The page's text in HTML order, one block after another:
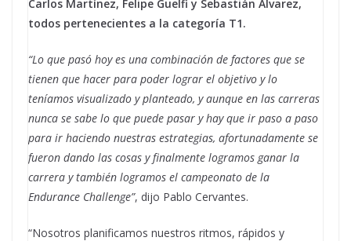
Carlos Martínez, Felipe Guelfi y Sebastián Álvarez,
todos pertenecientes a la categoría T1.
“Lo que pasó hoy es una combinación de factores que se
tienen que hacer para poder lograr el objetivo y lo
teníamos visualizado y planteado, y aunque en las carreras
nunca se sabe lo que puede pasar y hay que ir paso a paso
para ir haciendo nuestras estrategias, afortunadamente se
fueron dando las cosas y finalmente logramos ganar la
carrera y también logramos el campeonato de la
Endurance Challenge”, dijo Pablo Cervantes.
“Nosotros planificamos nuestros ritmos, rápidos y